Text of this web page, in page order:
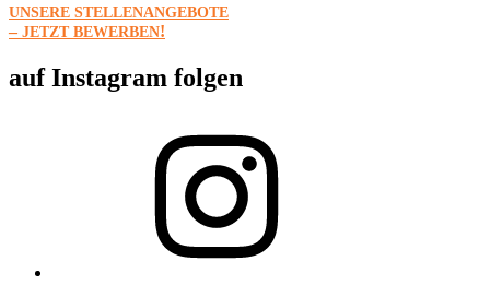
Elisabeth
UNSERE STELLENANGEBOTE
–JETZT BEWERBEN!
auf Instagram folgen